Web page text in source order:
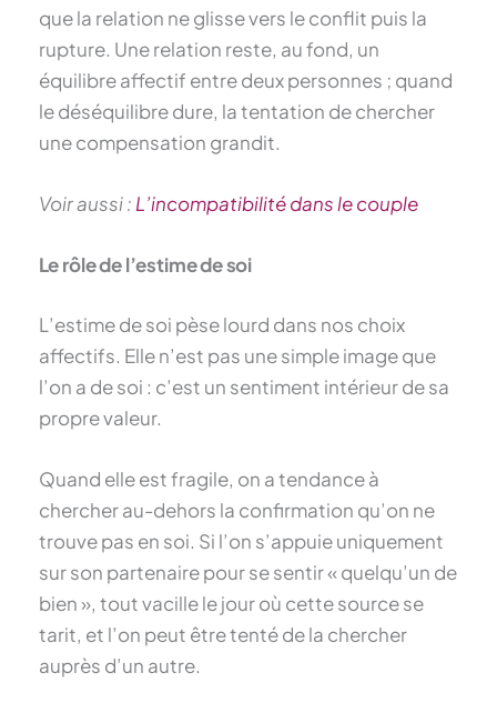
que la relation ne glisse vers le conflit puis la
rupture. Une relation reste, au fond, un
équilibre affectif entre deux personnes ; quand
le déséquilibre dure, la tentation de chercher
une compensation grandit.
Voir aussi : L’incompatibilité dans le couple
Le rôle de l’estime de soi
L’estime de soi pèse lourd dans nos choix
affectifs. Elle n’est pas une simple image que
l’on a de soi : c’est un sentiment intérieur de sa
propre valeur.
Quand elle est fragile, on a tendance à
chercher au-dehors la confirmation qu’on ne
trouve pas en soi. Si l’on s’appuie uniquement
sur son partenaire pour se sentir « quelqu’un de
bien », tout vacille le jour où cette source se
tarit, et l’on peut être tenté de la chercher
auprès d’un autre.